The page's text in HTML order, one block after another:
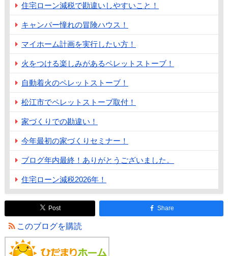
住宅ローン減税で勘違いしやすいこと！
キャンパー憧れの冒険ハウス！
マイホーム計画を実行したい方！
火をつける楽しみがあるペレットストーブ！
自動着火のペレットストーブ！
松江市でペレットストーブ取付！
家づくりでの勘違い！
今年最初の家づくりセミナー！
ブログ年内最終！ありがとうございました。
住宅ローン減税2026年！
Post Share
このブログを購読